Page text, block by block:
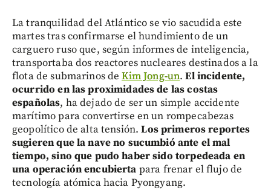
La tranquilidad del Atlántico se vio sacudida este
martes tras confirmarse el hundimiento de un
carguero ruso que, según informes de inteligencia,
transportaba dos reactores nucleares destinados a la
flota de submarinos deKim Jong-un.El incidente,
ocurrido en las proximidades de las costas
españolas, ha dejado de ser un simple accidente
marítimo para convertirse en un rompecabezas
geopolítico de alta tensión.Los primeros reportes
sugieren que la nave no sucumbió ante el mal
tiempo, sino que pudo haber sido torpedeada en
una operación encubierta para frenar el flujo de
tecnología atómica hacia Pyongyang.